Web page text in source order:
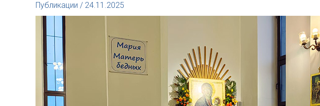
Публикации / 24.11.2025